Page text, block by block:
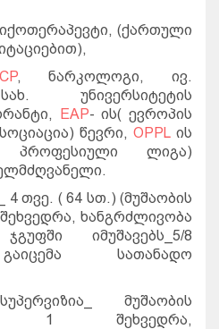
, (ქართული
),
, ნარკოლოგი, ივ.
სახ.
უნივერსიტეტის
, EAP- ის( ევროპის
) წევრი, OPPL ის
პროფესიული ლიგა)
_ 4 თვე. ( 64 სთ.) (მუშაობის
შეხვედრა, ხანგრძლივობა
ჯგუფში იმუშავებს _5/8
გაიცემა
სათანადო
სუპერვიზია
მუშაობის
1 შეხვედრა,